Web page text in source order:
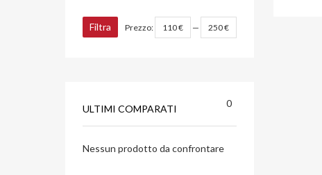
Filtra Prezzo: 110 € — 250 €
ULTIMI COMPARATI
Nessun prodotto da confrontare
0